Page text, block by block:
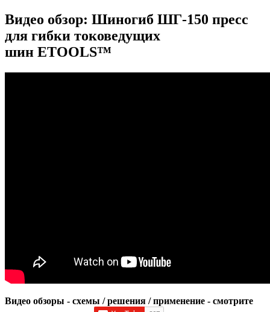
Видео обзор: Шиногиб ШГ-150 пресс
для гибки токоведущих
шин ETOOLS™
Видео обзоры - схемы / решения / применение - смотрите